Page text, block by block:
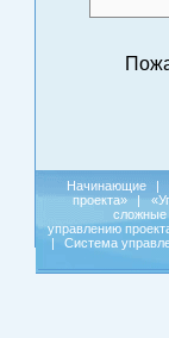
Начинающие
проекта»
сложные
управлению
Система